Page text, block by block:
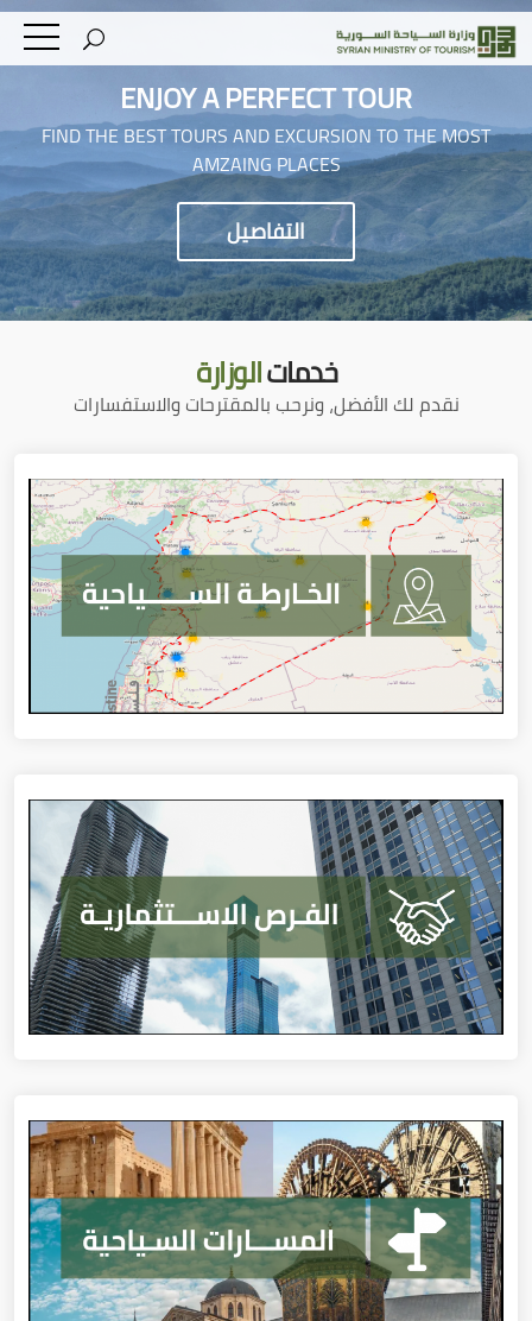
ENJOY A PERFECT TOUR
FIND THE BEST TOURS AND EXCURSION TO THE MOST
AMZAING PLACES
التفاصيل
خدماتالوزارة
نقدم لك الأفضل، ونرحب بالمقترحات والاستفسارات